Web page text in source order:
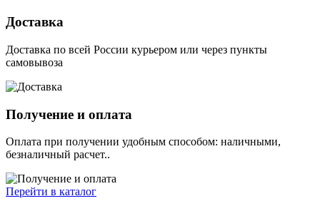
Доставка
Доставка по всей России курьером или через пункты
самовывоза
Получение и оплата
Оплата при получении удобным способом: наличными,
безналичный расчет..
Перейти в каталог